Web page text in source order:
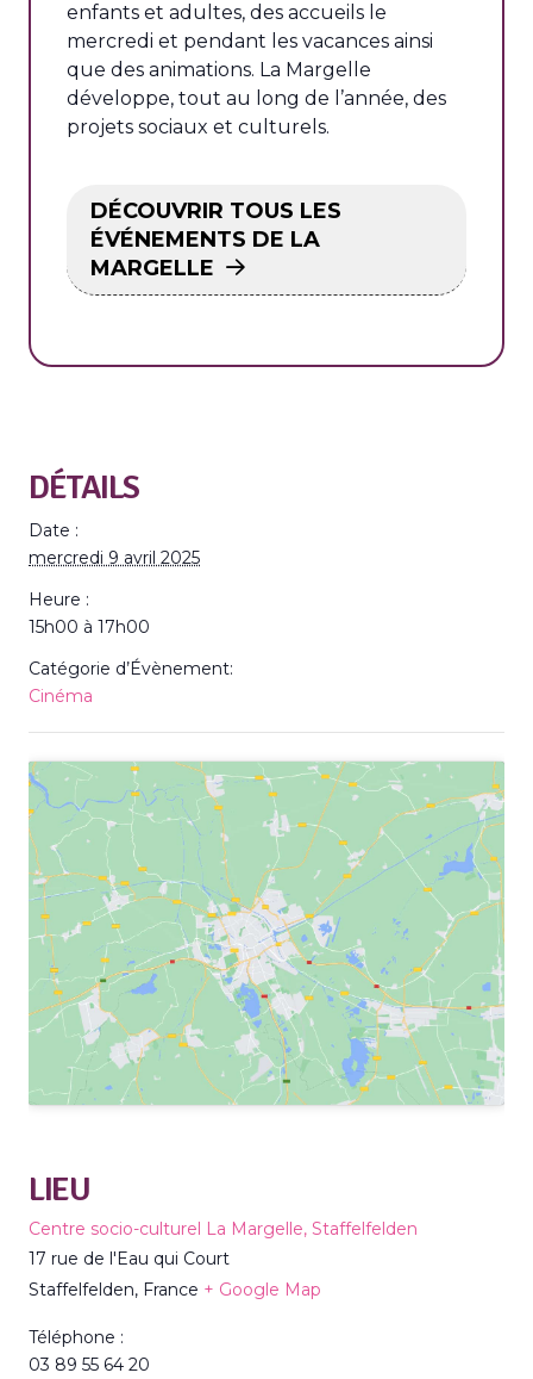
enfants et adultes, des accueils le
mercredi et pendant les vacances ainsi
que des animations. La Margelle
développe, tout au long de l’année, des
projets sociaux et culturels.
DÉCOUVRIR TOUS LES
ÉVÉNEMENTS DE LA
MARGELLE
DÉTAILS
Date :
mercredi 9 avril 2025
Heure :
15h00 à 17h00
Catégorie d’Évènement:
Cinéma
LIEU
Centre socio-culturel La Margelle, Staffelfelden
17 rue de l'Eau qui Court
Staffelfelden, France + Google Map
Téléphone :
03 89 55 64 20